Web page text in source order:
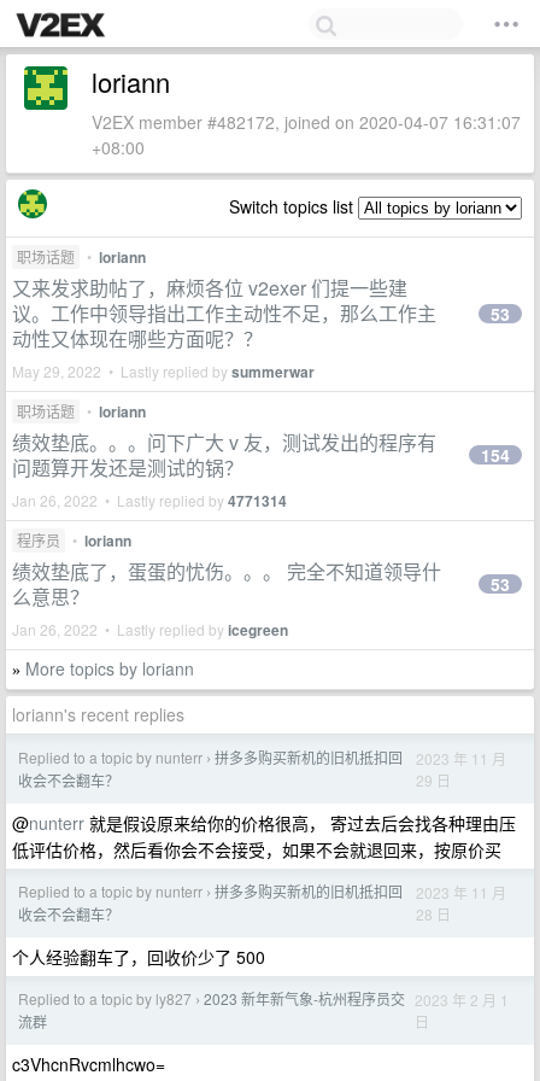
loriann
V2EX member #482172, joined on 2020-04-07 16:31:07
+08:00
Switch topics list
职场话题 • loriann
又来发求助帖了，麻烦各位 v2exer 们提一些建
议。工作中领导指出工作主动性不足，那么工作主
动性又体现在哪些方面呢？？
May 29, 2022 • Lastly replied bysummerwar
53
职场话题 • loriann
绩效垫底。。。问下广大 v 友，测试发出的程序有
问题算开发还是测试的锅？
Jan 26, 2022 • Lastly replied by4771314
154
程序员 • loriann
绩效垫底了，蛋蛋的忧伤。。。 完全不知道领导什
么意思？
Jan 26, 2022 • Lastly replied byicegreen
53
» More topics by loriann
loriann's recent replies
Replied to a topic by nunterr › 拼多多购买新机的旧机抵扣回
收会不会翻车？
2023 年 11 月
29 日
@nunterr 就是假设原来给你的价格很高， 寄过去后会找各种理由压
低评估价格，然后看你会不会接受，如果不会就退回来，按原价买
Replied to a topic by nunterr › 拼多多购买新机的旧机抵扣回
收会不会翻车？
2023 年 11 月
28 日
个人经验翻车了，回收价少了 500
Replied to a topic by ly827 › 2023 新年新气象-杭州程序员交
流群
2023 年 2 月 1
日
c3VhcnRvcmlhcwo=